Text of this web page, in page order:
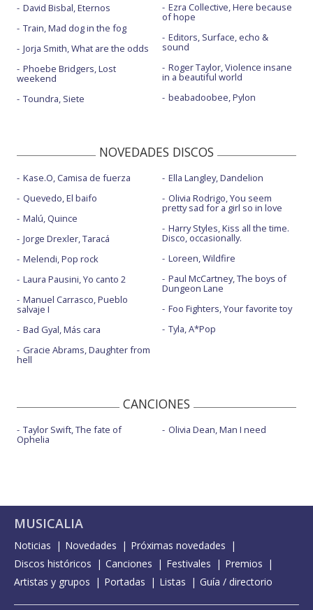
David Bisbal, Eternos
Train, Mad dog in the fog
Jorja Smith, What are the odds
Phoebe Bridgers, Lost
weekend
Toundra, Siete
Ezra Collective, Here because
of hope
Editors, Surface, echo &
sound
Roger Taylor, Violence insane
in a beautiful world
beabadoobee, Pylon
NOVEDADES DISCOS
Kase.O, Camisa de fuerza
Quevedo, El baifo
Malú, Quince
Jorge Drexler, Taracá
Melendi, Pop rock
Laura Pausini, Yo canto 2
Manuel Carrasco, Pueblo
salvaje I
Bad Gyal, Más cara
Gracie Abrams, Daughter from
hell
Ella Langley, Dandelion
Olivia Rodrigo, You seem
pretty sad for a girl so in love
Harry Styles, Kiss all the time.
Disco, occasionally.
Loreen, Wildfire
Paul McCartney, The boys of
Dungeon Lane
Foo Fighters, Your favorite toy
Tyla, A*Pop
CANCIONES
Taylor Swift, The fate of
Ophelia
Olivia Dean, Man I need
MUSICALIA
Noticias Novedades
Próximas novedades
Discos históricos
Canciones Festivales
Premios
Artistas y grupos
Portadas Listas Guía / directorio